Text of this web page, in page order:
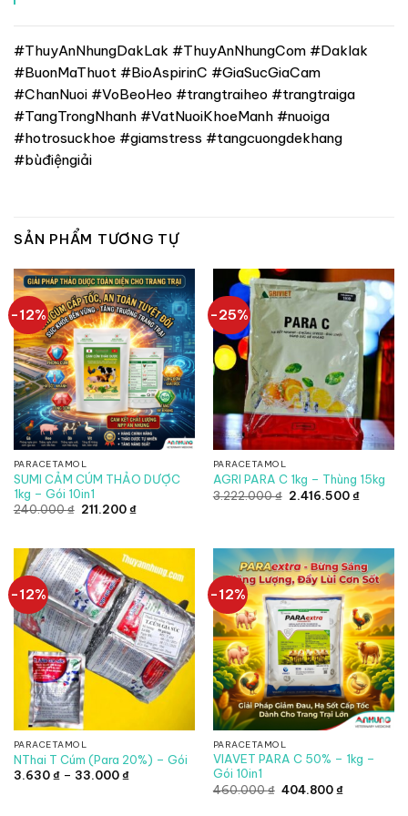
#ThuyAnNhungDakLak #ThuyAnNhungCom #Daklak
#BuonMaThuot #BioAspirinC #GiaSucGiaCam
#ChanNuoi #VoBeoHeo #trangtraiheo #trangtraiga
#TangTrongNhanh #VatNuoiKhoeManh #nuoiga
#hotrosuckhoe #giamstress #tangcuongdekhang
#bùđiệngiải
SẢN PHẨM TƯƠNG TỰ
-12%
PARACETAMOL
SUMI CẢM CÚM THẢO DƯỢC
1kg – Gói 10in1
240.000₫ Giá
211.200₫Giá
211.200 ₫.
-25%
PARACETAMOL
AGRI PARA C 1kg – Thùng 15kg
3.222.000₫ Giá
gốc
2.416.500₫Giá
hiện
-12%
PARACETAMOL
NThai T Cúm (Para 20%) – Gói
3.630₫ – 33.000₫Khoảng
-12%
PARACETAMOL
VIAVET PARA C 50% – 1kg –
Gói 10in1
460.000₫ Giá
404.800₫Giá